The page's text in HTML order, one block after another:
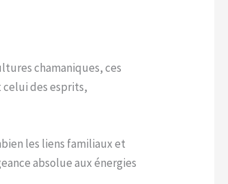
chamaniques, ces
des esprits,
les liens familiaux et
absolue aux énergies